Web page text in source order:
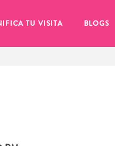
TU VISITA BLOGS